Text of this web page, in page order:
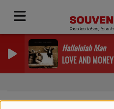
Halleluiah Man
LOVE AND MONEY